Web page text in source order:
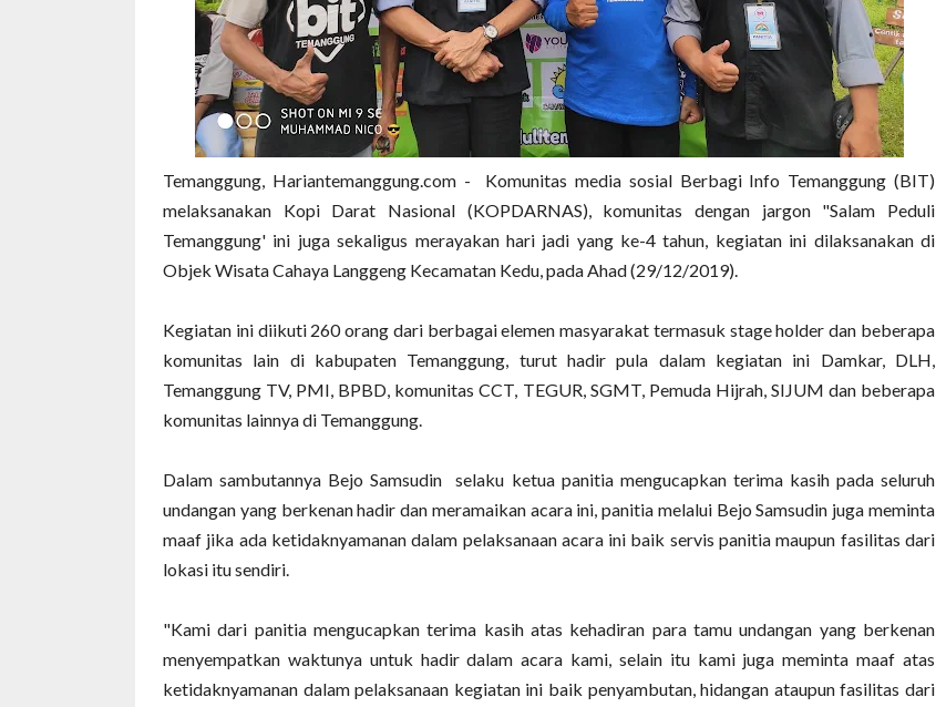
Temanggung, Hariantemanggung.com - Komunitas media sosial Berbagi Info Temanggung (BIT)
melaksanakan Kopi Darat Nasional (KOPDARNAS), komunitas dengan jargon "Salam Peduli
Temanggung' ini juga sekaligus merayakan hari jadi yang ke-4 tahun, kegiatan ini dilaksanakan di
Objek Wisata Cahaya Langgeng Kecamatan Kedu, pada Ahad (29/12/2019).
Kegiatan ini diikuti 260 orang dari berbagai elemen masyarakat termasuk stage holder dan beberapa
komunitas lain di kabupaten Temanggung, turut hadir pula dalam kegiatan ini Damkar, DLH,
Temanggung TV, PMI, BPBD, komunitas CCT, TEGUR, SGMT, Pemuda Hijrah, SIJUM dan beberapa
komunitas lainnya di Temanggung.
Dalam sambutannya Bejo Samsudin selaku ketua panitia mengucapkan terima kasih pada seluruh
undangan yang berkenan hadir dan meramaikan acara ini, panitia melalui Bejo Samsudin juga meminta
maaf jika ada ketidaknyamanan dalam pelaksanaan acara ini baik servis panitia maupun fasilitas dari
lokasi itu sendiri.
"Kami dari panitia mengucapkan terima kasih atas kehadiran para tamu undangan yang berkenan
menyempatkan waktunya untuk hadir dalam acara kami, selain itu kami juga meminta maaf atas
ketidaknyamanan dalam pelaksanaan kegiatan ini baik penyambutan, hidangan ataupun fasilitas dari